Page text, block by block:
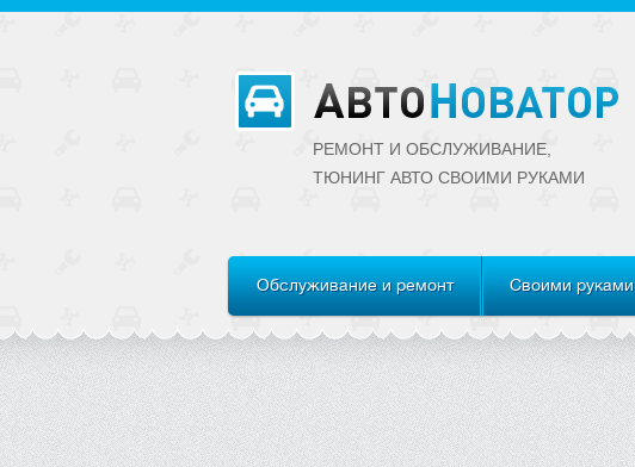
РЕМОНТ И ОБСЛУЖИВАНИЕ,
ТЮНИНГ АВТО CВОИМИ РУКАМИ
Обслуживание и ремонт Своими руками